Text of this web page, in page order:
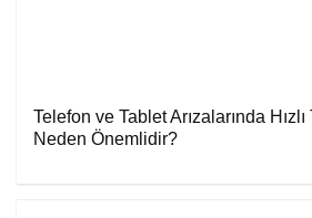
Telefon ve Tablet Arızalarında
Neden Önemlidir?